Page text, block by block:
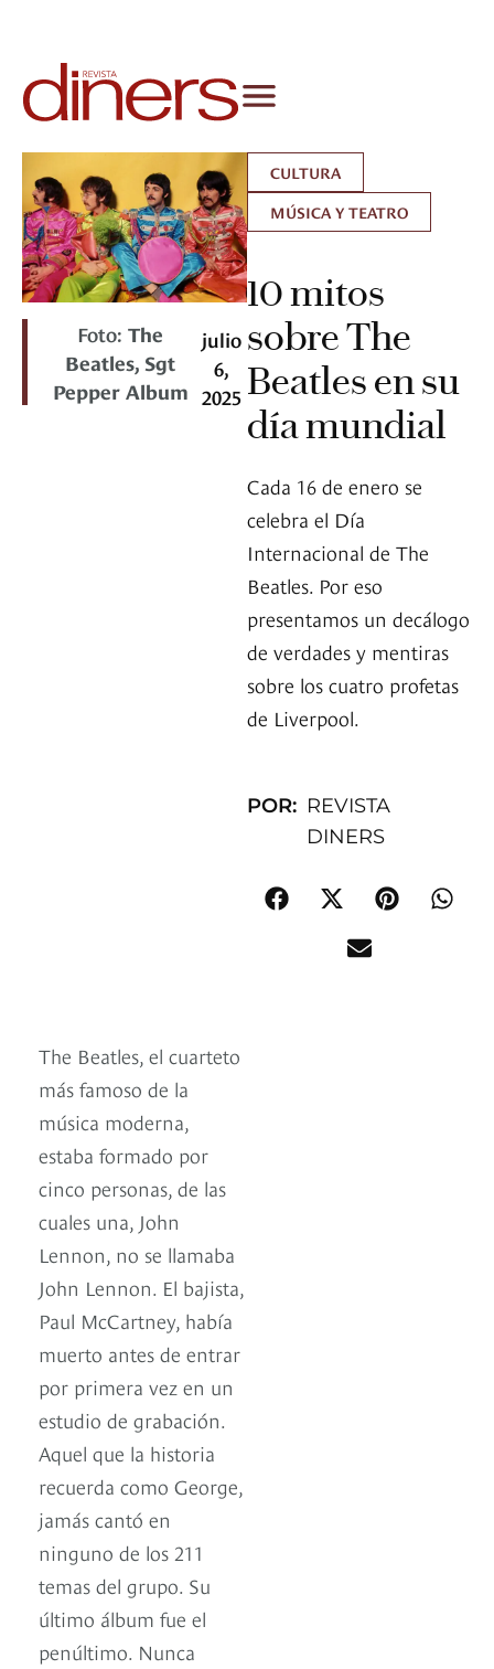
Foto:The
Beatles, Sgt
Pepper Album
julio
6,
2025
CULTURA
MÚSICA Y TEATRO
10 mitos
sobre The
Beatles en su
día mundial
Cada 16 de enero se
celebra el Día
Internacional de The
Beatles. Por eso
presentamos un decálogo
de verdades y mentiras
sobre los cuatro profetas
de Liverpool.
POR: REVISTA
DINERS
The Beatles, el cuarteto
más famoso de la
música moderna,
estaba formado por
cinco personas, de las
cuales una, John
Lennon, no se llamaba
John Lennon. El bajista,
Paul McCartney, había
muerto antes de entrar
por primera vez en un
estudio de grabación.
Aquel que la historia
recuerda como George,
jamás cantó en
ninguno de los 211
temas del grupo. Su
último álbum fue el
penúltimo. Nunca